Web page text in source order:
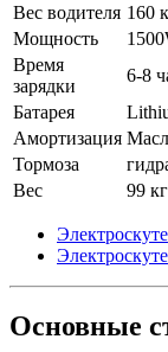
Вес водителя 160
Мощность
Время
зарядки
6-8
Батарея
Амортизация
Тормоза
Вес
99 кг
Основные